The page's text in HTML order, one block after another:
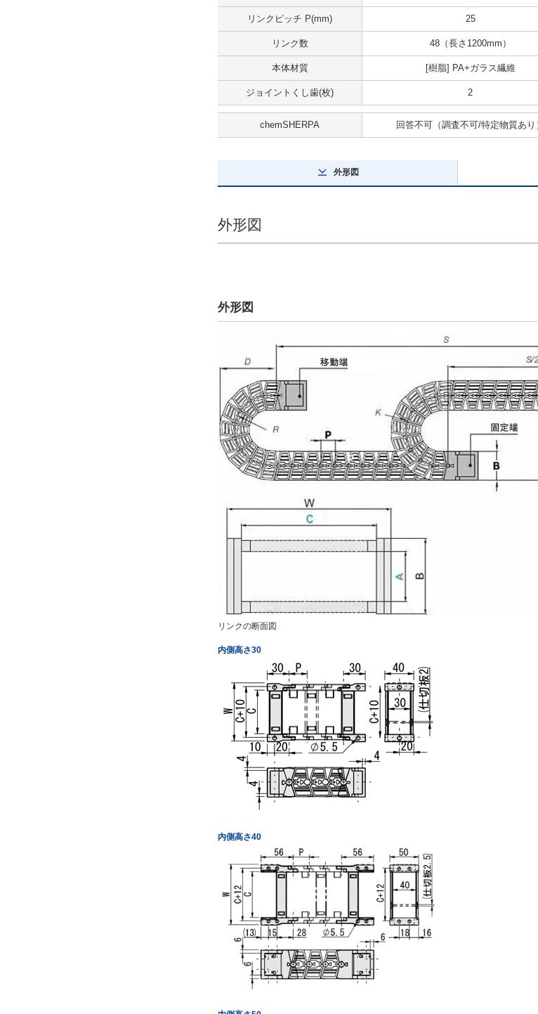
リンクピッチ P(mm) 25
リンク数 48（長さ1200mm）
本体材質 [樹脂] PA+ガラス繊維
ジョイントくし歯(枚) 2
chemSHERPA 回答不可（調査不可/特定物質あり
外形図
外形図
外形図
リンクの断面図
内側高さ30
内側高さ40